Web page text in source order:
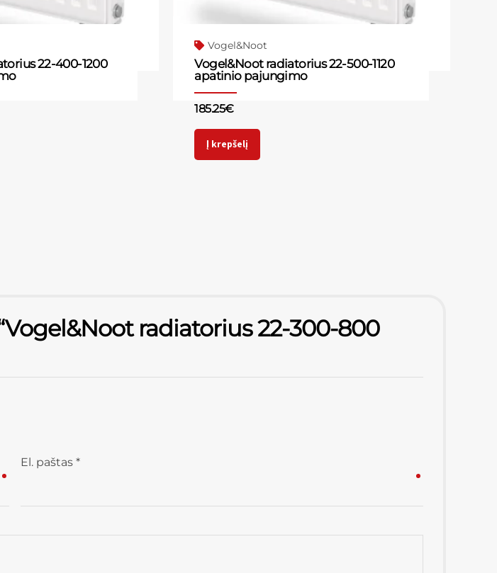
22-400-1200
Vogel&Noot
Vogel&Noot radiatorius 22-500-1120
apatinio pajungimo
185.25€
Į krepšelį
radiatorius 22-300-800
El. paštas *